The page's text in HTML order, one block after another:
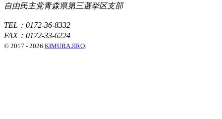
自由民主党青森県第三選挙区支部
TEL：0172-36-8332
FAX：0172-33-6224
© 2017 - 2026 KIMURA JIRO